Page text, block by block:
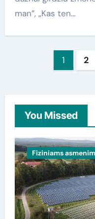
man”, „Kas ten…
1 2
You Missed
Fiziniams